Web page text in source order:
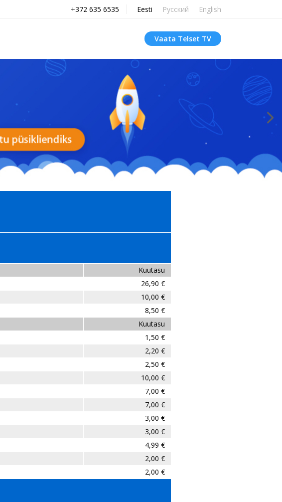
+372 635 6535 Eesti Русский English
Vaata Telset TV
Kuutasu
26,90 €
10,00 €
8,50 €
Kuutasu
1,50 €
2,20 €
2,50 €
10,00 €
7,00 €
7,00 €
3,00 €
3,00 €
4,99 €
2,00 €
2,00 €